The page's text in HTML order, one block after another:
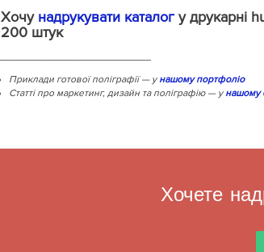
Хочу надрукувати каталогу друкарні
200 штук
Приклади готової поліграфії — у нашому портфоліо
Статті про маркетинг, дизайн та поліграфію — у нашому
Хочете